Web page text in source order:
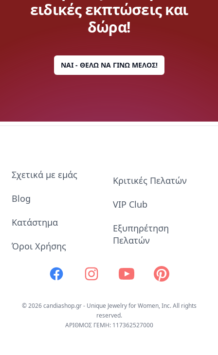
ειδικές εκπτώσεις και
δώρα!
ΝΑΙ - ΘΕΛΩ ΝΑ ΓΙΝΩ ΜΕΛΟΣ!
Σχετικά με εμάς
Blog
Κατάστημα
Όροι Χρήσης
Κριτικές Πελατών
VIP Club
Εξυπηρέτηση
Πελατών
Facebook InstagramYoutube Pinterest
© 2026 candiashop.gr - Unique Jewelry for Women, Inc. All rights
reserved.
ΑΡΙΘΜΟΣ ΓΕΜΗ: 117362527000